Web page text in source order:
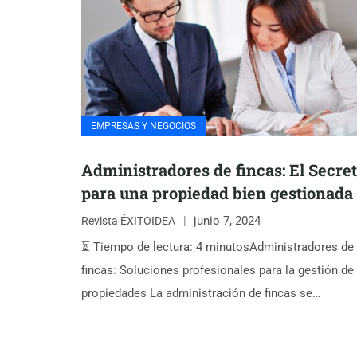
EMPRESAS Y NEGOCIOS
Administradores de fincas: El
para una propiedad bien gestionada
Revista ÉXITOIDEA
junio 7, 2024
⏳ Tiempo de lectura: 4 minutosAdministradores de
fincas: Soluciones profesionales para la gestión de
propiedades La administración de fincas se…